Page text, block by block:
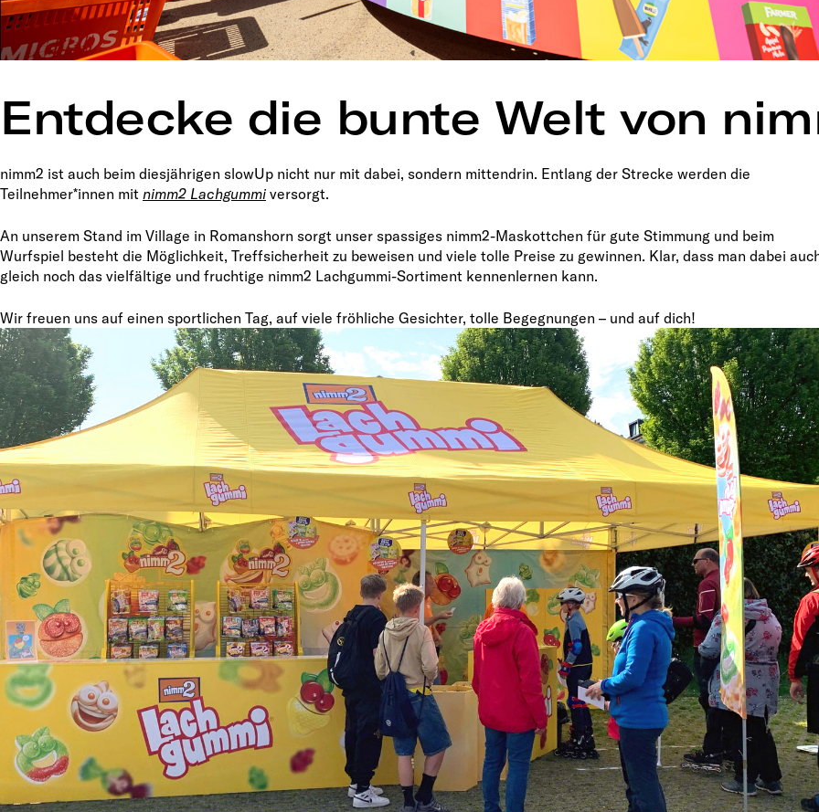
Entdecke die bunte Welt von
nimm2 ist auch beim diesjährigen slowUp nicht nur mit dabei, sondern mittendrin. Entlang der Strecke werden die
Teilnehmer*innen mit nimm2 Lachgummi versorgt.
An unserem Stand im Village in Romanshorn sorgt unser spassiges nimm2-Maskottchen für gute Stimmung und beim
Wurfspiel besteht die Möglichkeit, Treffsicherheit zu beweisen und viele tolle Preise zu gewinnen. Klar, dass man dabei
gleich noch das vielfältige und fruchtige nimm2 Lachgummi-Sortiment kennenlernen kann.
Wir freuen uns auf einen sportlichen Tag, auf viele fröhliche Gesichter, tolle Begegnungen – und auf dich!